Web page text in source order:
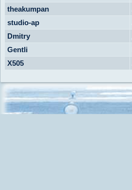
theakumpan
studio-ap
Dmitry
Gentli
X505